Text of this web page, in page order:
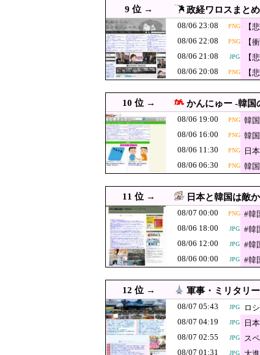
08/06 21:35
【激震】韓国
発覚…（ﾌﾞﾙﾌ
08/06 21:31 韓国人「最近の東
08/06 21:30 【韓国・聯合ニュー
08/06 21:29 れいわ新選組、新た
08/06 21:10 JPG
【速報】中国
w」
08/06 21:09
「やつらの目
米の資産を処
08/06 21:08
【悲報】マスコ
ｗｗｗ
08/06 21:04
08/06 21:00
08/06 21:00 【参政党】神谷代表、
08/06 21:00 JPG 韓国人「リュ・スン
08/06 21:00 JPG 【朗報】韓国人「100
08/06 20:55 日本共産党の街宣車
08/06 20:40 PNG 【イオンモー
まで発展する
08/06 20:29 JPG パヨク「アジア人民
08/06 20:25 JPG
韓国人「日本
人が衝撃！」
08/06 20:24 JPG 警官が発砲→「適
08/06 20:10 JPG
【速報】「中
9 位 → 政経ワロスまと
08/06 23:08 PNG
【
ｗ
08/06 22:08 PNG
【
08/06 21:08
JPG
【
ｗｗ
08/06 20:08 PNG
【
10 位 → かんにゅー -韓国
08/06 19:00 PNG 韓
08/06 16:00
PNG 韓
08/06 11:30
PNG
日
08/06 06:30
PNG 韓
11 位 → 日本と韓国は敵
08/07 00:00 PNG #韓
08/06 18:00
JPG
#韓
08/06 12:00
JPG
#韓
08/06 00:00
JPG #韓
12 位 → 軍事・ミリタリ
08/07 05:43 JPG
ロ
08/07 04:19
JPG
日
08/07 02:55
JPG
ス
08/07 01:31
JPG